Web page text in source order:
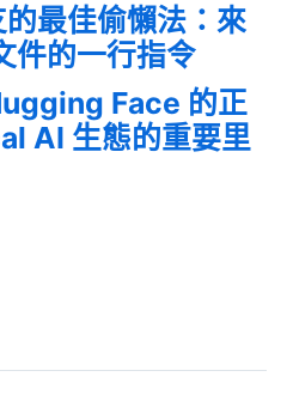
最佳偷懶法：來
件的一行指令
Face 的正
AI 生態的重要里